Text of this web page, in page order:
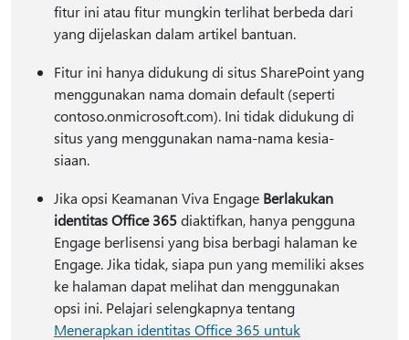
fitur ini atau fitur mungkin terlihat berbeda dari
yang dijelaskan dalam artikel bantuan.
Fitur ini hanya didukung di situs SharePoint yang
menggunakan nama domain default (seperti
contoso.onmicrosoft.com). Ini tidak didukung di
situs yang menggunakan nama-nama kesia-
siaan.
Jika opsi Keamanan Viva Engage Berlakukan
identitas Office 365diaktifkan, hanya pengguna
Engage berlisensi yang bisa berbagi halaman ke
Engage. Jika tidak, siapa pun yang memiliki akses
ke halaman dapat melihat dan menggunakan
opsi ini. Pelajari selengkapnya tentang
Menerapkan identitas Office 365 untuk